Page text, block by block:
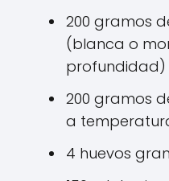
200 gramos
(blanca o
profundidad)
200 gramos
a
4 huevos